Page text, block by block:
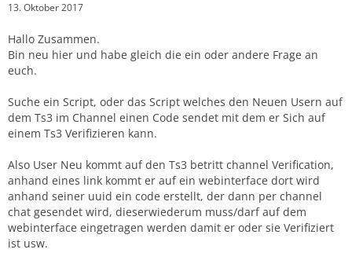
13. Oktober 2017
Hallo Zusammen.
Bin neu hier und habe gleich die ein oder andere Frage an
euch.
Suche ein Script, oder das Script welches den Neuen Usern auf
dem Ts3 im Channel einen Code sendet mit dem er Sich auf
einem Ts3 Verifizieren kann.
Also User Neu kommt auf den Ts3 betritt channel Verification,
anhand eines link kommt er auf ein webinterface dort wird
anhand seiner uuid ein code erstellt, der dann per channel
chat gesendet wird, dieserwiederum muss/darf auf dem
webinterface eingetragen werden damit er oder sie Verifiziert
ist usw.